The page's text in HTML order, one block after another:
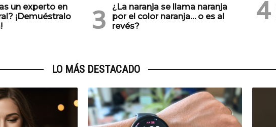
un experto en
¡Demuéstralo
¿La naranja se llama naranja
por el color naranja… o es al
revés?
LO MÁS DESTACADO